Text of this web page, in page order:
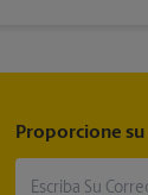
Proporcione